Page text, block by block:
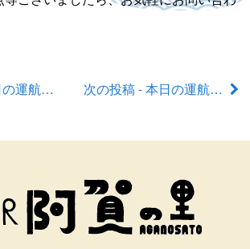
航状況 次の投稿 - 本日の運航状況